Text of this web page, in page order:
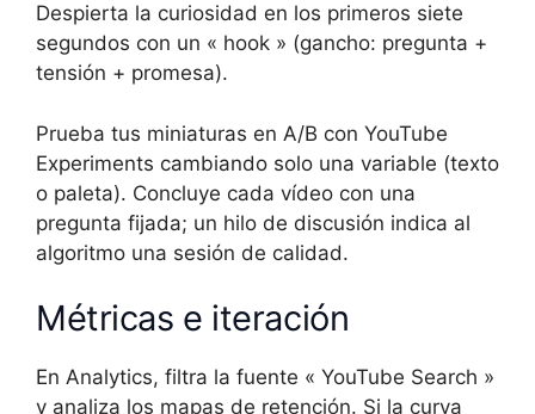
Despierta la curiosidad en los primeros siete
segundos con un « hook » (gancho: pregunta +
tensión + promesa).
Prueba tus miniaturas en A/B con YouTube
Experiments cambiando solo una variable (texto
o paleta). Concluye cada vídeo con una
pregunta fijada; un hilo de discusión indica al
algoritmo una sesión de calidad.
Métricas e iteración
En Analytics, filtra la fuente « YouTube Search »
y analiza los mapas de retención. Si la curva